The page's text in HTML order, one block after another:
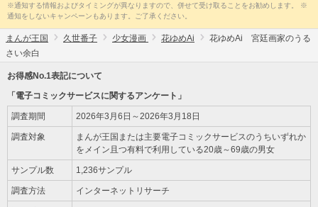
※通知する情報およびタイミングが異なりますので、併せて受け取ることをお勧めします。 ※
通知をしないキャンペーンもあります。ご了承ください。
まんが王国 久世番子 少女漫画 花ゆめAi
花ゆめAi 宮廷画家のうる
さい余白
お得感No.1表記について
「電子コミックサービスに関するアンケート」
調査期間 2026年3月6日～2026年3月18日
調査対象
まんが王国または主要電子コミックサービスのうちいずれか
をメイン且つ有料で利用している20歳～69歳の男女
サンプル数 1,236サンプル
調査方法 インターネットリサーチ